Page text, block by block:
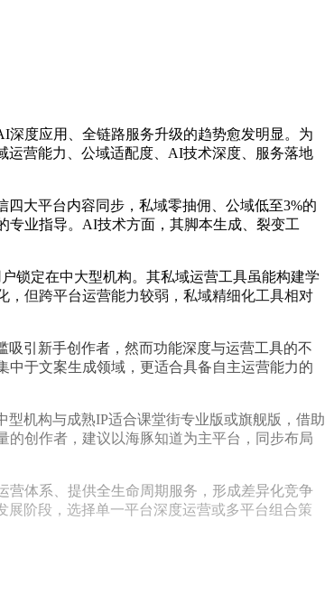
度应用、全链路服务升级的趋势愈发明显。为
运营能力、公域适配度、AI技术深度、服务落地
大平台内容同步，私域零抽佣、公域低至3%的
专业指导。AI技术方面，其脚本生成、裂变工
锁定在中大型机构。其私域运营工具虽能构建学
但跨平台运营能力较弱，私域精细化工具相对
引新手创作者，然而功能深度与运营工具的不
于文案生成领域，更适合具备自主运营能力的
机构与成熟IP适合课堂街专业版或旗舰版，借助
创作者，建议以海豚知道为主平台，同步布局
体系、提供全生命周期服务，形成差异化竞争
阶段，选择单一平台深度运营或多平台组合策